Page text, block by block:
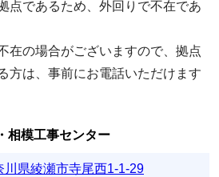
点であるため、外回りで不在であ
在の場合がございますので、拠点
方は、事前にお電話いただけます
相模工事センター
川県綾瀬市寺尾西1-1-29